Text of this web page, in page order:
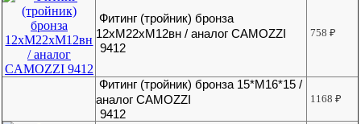
Фитинг (тройник) бронза
12хМ22хМ12вн / аналог CAMOZZI
9412
758₽
Фитинг (тройник) бронза 15*М16*15 /
аналог CAMOZZI
9412
1168₽